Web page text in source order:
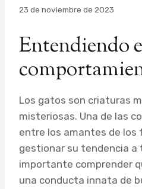
Por
23 de noviembre de 2023
Entendiendo
Los gatos son criaturas
misteriosas. Una de las
entre los amantes de los
gestionar su tendencia a
importante comprender
una conducta innata de